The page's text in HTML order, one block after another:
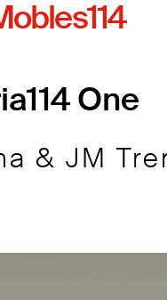
One
& JM